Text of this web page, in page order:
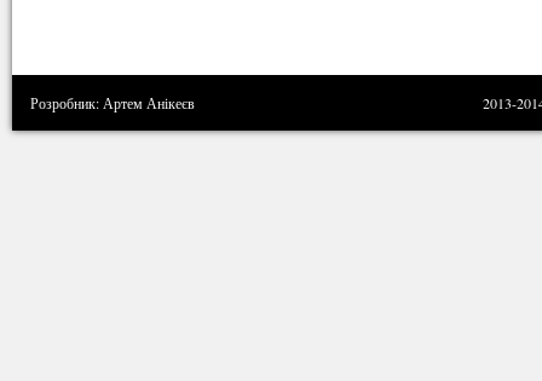
Розробник: Артем Анікеєв 2013-